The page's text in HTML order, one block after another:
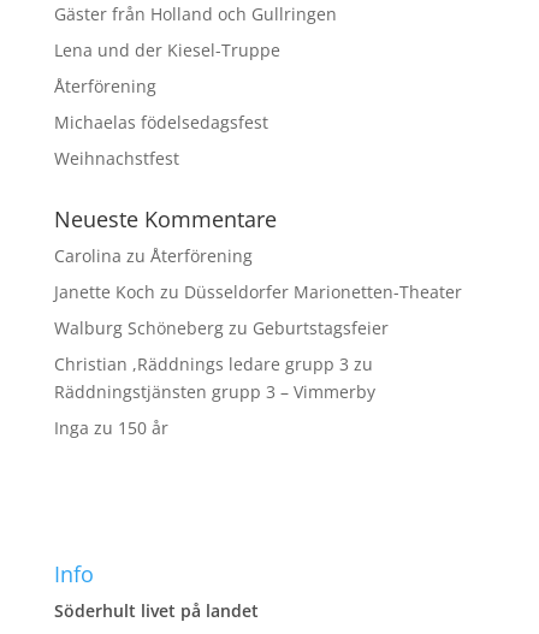
Gäster från Holland och Gullringen
Lena und der Kiesel-Truppe
Återförening
Michaelas födelsedagsfest
Weihnachstfest
Neueste Kommentare
Carolina zu Återförening
Janette Koch zu Düsseldorfer Marionetten-Theater
Walburg Schönebergzu Geburtstagsfeier
Christian ,Räddnings ledare grupp 3 zu
Räddningstjänsten grupp 3 – Vimmerby
Inga zu 150 år
Info
Söderhult livet på landet